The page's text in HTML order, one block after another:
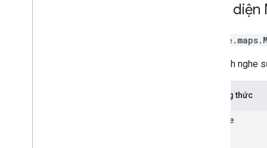
Giao diện
google.maps.
Một trình nghe
Phương thức
remove